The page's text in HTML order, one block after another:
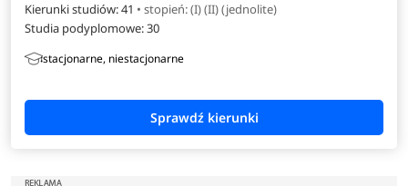
Kierunki studiów: 41 • stopień: (I) (II) (jednolite)
Studia podyplomowe:30
stacjonarne, niestacjonarne